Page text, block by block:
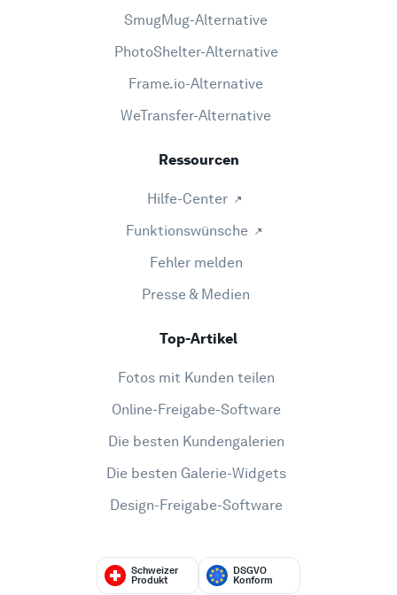
SmugMug-Alternative
PhotoShelter-Alternative
Frame.io-Alternative
WeTransfer-Alternative
Ressourcen
Hilfe-Center
Funktionswünsche
Fehler melden
Presse & Medien
Top-Artikel
Fotos mit Kunden teilen
Online-Freigabe-Software
Die besten Kundengalerien
Die besten Galerie-Widgets
Design-Freigabe-Software
Schweizer
Produkt
DSGVO
Konform